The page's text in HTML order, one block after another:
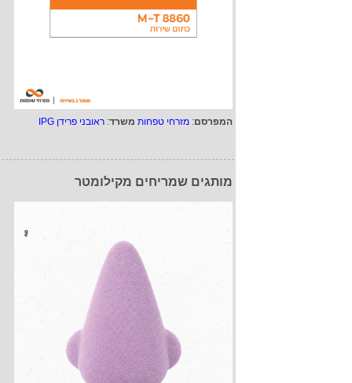
המפרסם: מזרחי טפחות משרד: ראובני פרידן IPG
מותגים שמריחים מקילומטר